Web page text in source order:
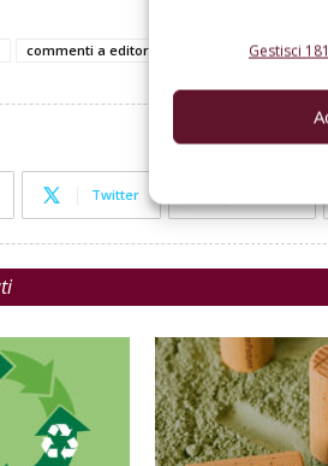
Gestisci
commenti a editoriale competitività
Twitter